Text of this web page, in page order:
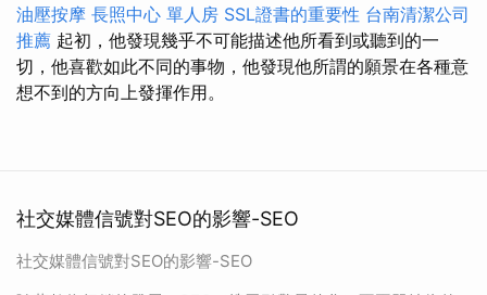
油壓按摩 長照中心 單人房 SSL證書的重要性 台南清潔公司
推薦 起初，他發現幾乎不可能描述他所看到或聽到的一
切，他喜歡如此不同的事物，他發現他所謂的願景在各種意
想不到的方向上發揮作用。
社交媒體信號對SEO的影響-SEO
社交媒體信號對SEO的影響-SEO